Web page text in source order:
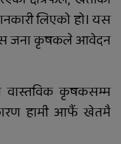
लिएको हो। यस
जना कृषकले आवेदन
वास्तविक कृषकसम्म
कारण हामी आफैं खेतमै